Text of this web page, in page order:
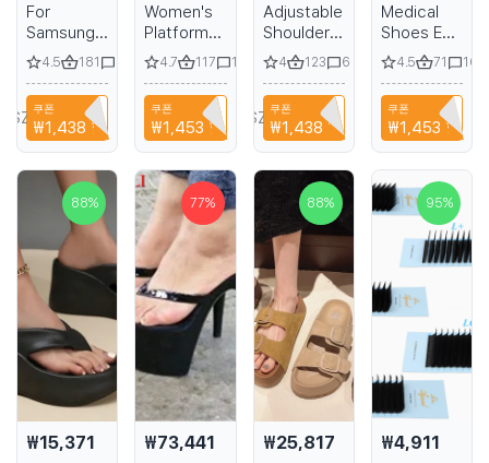
For
Samsung
Galaxy
S23 S22
S24 S25
Ultra Plus
Armor
Protective
Magnetic
Case with
Holder and
Belt Clip
Pouch
4.5 181
쿠폰
₩1,438 할인
SZHAIYU333
Women's
Platform
Sandals
with High
Chunky
Heel and
Closed
Toe
4.7 117 16
쿠폰
₩1,453 할인
NIANCI66
Adjustable
Shoulder
Strap for
iPhone 15
14 13 12 11
16 Pro
Max
Phone
Holder
Leather
Case
Without
Logo
4 123 6
쿠폰
₩1,438 할인
SZHAIYU333
Medical
Shoes EVA
Non-slip
Laboratory
Doctor
Clogs
Non-slip
Nurse
Surgical
Slides
Casual
Beach
Womens
Indoor
Work
Slippers
4.5 71 16
쿠폰
₩1,453 할인
NIANCI66
88%
₩15,371
77%
₩73,441
88%
₩25,817
95%
₩4,911